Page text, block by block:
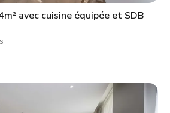
avec cuisine équipée et SDB